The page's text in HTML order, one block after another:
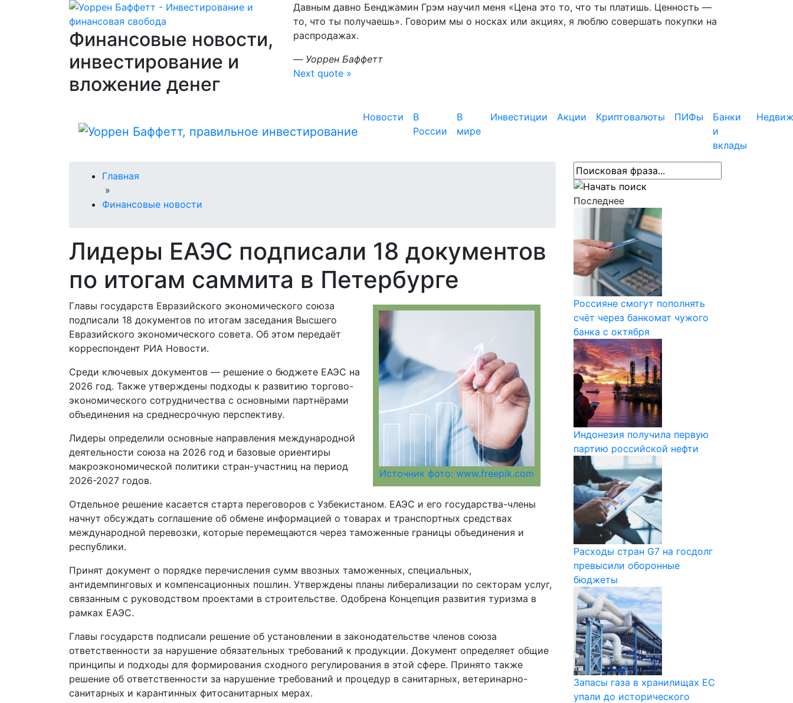
Финансовые новости,
инвестирование и
вложение денег
Давным давно Бенджамин Грэм научил меня «Цена это то, что ты платишь. Ценность —
то, что ты получаешь». Говорим мы о носках или акциях, я люблю совершать покупки на
распродажах.
— Уоррен Баффетт
Next quote »
Новости
В
России
В
мире
Инвестиции Акции Криптовалюты ПИФы
Банки
и
вклады
Главная
»
Финансовые новости
Лидеры ЕАЭС подписали 18 документов
по итогам саммита в Петербурге
Источник фото: www.freepik.com
Главы государств Евразийского экономического союза
подписали 18 документов по итогам заседания Высшего
Евразийского экономического совета. Об этом передаёт
корреспондент РИА Новости.
Среди ключевых документов — решение о бюджете ЕАЭС на
2026 год. Также утверждены подходы к развитию торгово-
экономического сотрудничества с основными партнёрами
объединения на среднесрочную перспективу.
Лидеры определили основные направления международной
деятельности союза на 2026 год и базовые ориентиры
макроэкономической политики стран-участниц на период
2026-2027 годов.
Отдельное решение касается старта переговоров с Узбекистаном. ЕАЭС и его государства-члены
начнут обсуждать соглашение об обмене информацией о товарах и транспортных средствах
международной перевозки, которые перемещаются через таможенные границы объединения и
республики.
Принят документ о порядке перечисления сумм ввозных таможенных, специальных,
антидемпинговых и компенсационных пошлин. Утверждены планы либерализации по секторам услуг,
связанным с руководством проектами в строительстве. Одобрена Концепция развития туризма в
рамках ЕАЭС.
Главы государств подписали решение об установлении в законодательстве членов союза
ответственности за нарушение обязательных требований к продукции. Документ определяет общие
принципы и подходы для формирования сходного регулирования в этой сфере. Принято также
решение об ответственности за нарушение требований и процедур в санитарных, ветеринарно-
санитарных и карантинных фитосанитарных мерах.
Последнее
Россияне смогут пополнять
счёт через банкомат чужого
банка с октября
Индонезия получила первую
партию российской нефти
Расходы стран G7 на госдолг
превысили оборонные
бюджеты
Запасы газа в хранилищах ЕС
упали до исторического